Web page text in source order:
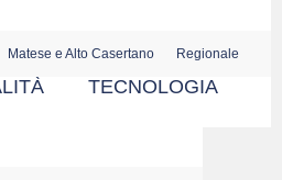
Matese e Alto Casertano Regionale
TECNOLOGIA